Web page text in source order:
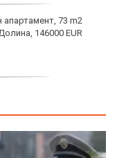
73 m2
146000 EUR